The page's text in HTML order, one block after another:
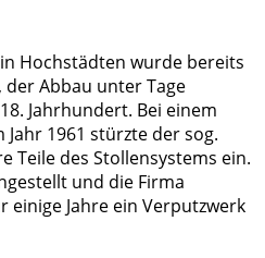
Hochstädten wurde bereits
Abbau unter Tage
Jahrhundert. Bei einem
1961 stürzte der sog.
Teile des Stollensystems ein.
und die Firma
Jahre ein Verputzwerk